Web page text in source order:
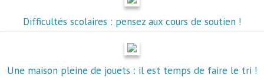
Difficultés scolaires : pensez aux cours de soutien !
Une maison pleine de jouets : il est temps de faire le tri !